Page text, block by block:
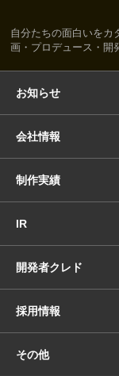
自分たちの面白いをカ
画・プロデュース・開
お知らせ
会社情報
制作実績
IR
開発者クレド
採用情報
その他